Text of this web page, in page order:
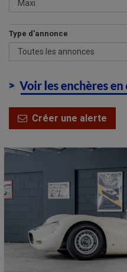
Type d'annonce
Créer une alerte